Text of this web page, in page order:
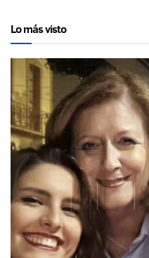
Lo más visto